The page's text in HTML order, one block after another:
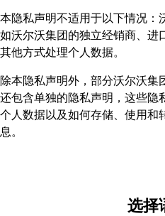
本隐私声明不适用于以下情况：
如沃尔沃集团的独立经销商、进
其他方式处理个人数据。
除本隐私声明外，部分沃尔沃集
还包含单独的隐私声明，这些隐
个人数据以及如何存储、使用和
息。
选择